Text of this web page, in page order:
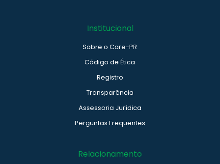
Institucional
Sobre o Core-PR
Código de Ética
Registro
Transparência
Assessoria Jurídica
Perguntas Frequentes
Relacionamento